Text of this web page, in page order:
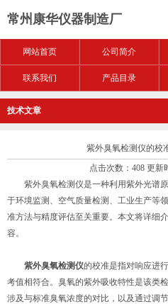
常州康华仪器制造厂
网站首页 公司简介
联系我们 产品目录
技术文章
紫外臭氧检测仪的校
点击次数：408 更新
紫外臭氧检测仪是一种利用紫外光谱原
于环境监测、空气质量检测、工业生产等
准方法与精度评估至关重要。本文将详细
容。
紫外臭氧检测仪的校准是指对响应进
考值相符合。臭氧的紫外吸收特性是该类
涉及与标准臭氧浓度的对比，以及通过调